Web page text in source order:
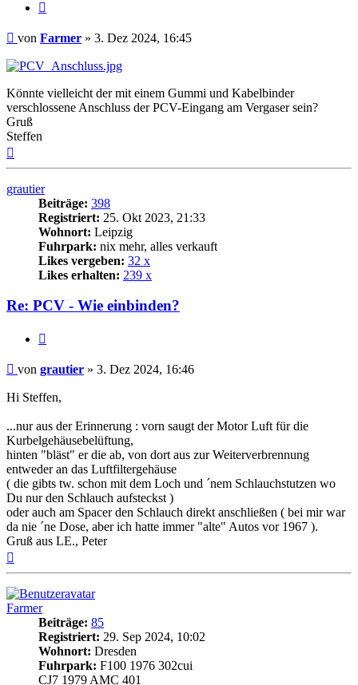
Beitrag
von Farmer » 3. Dez 2024, 16:45
Könnte vielleicht der mit einem Gummi und Kabelbinder
verschlossene Anschluss der PCV-Eingang am Vergaser sein?
Gruß
Steffen
grautier
Beiträge: 398
Registriert: 25. Okt 2023, 21:33
Wohnort: Leipzig
Fuhrpark: nix mehr, alles verkauft
Likes vergeben: 32 x
Likes erhalten: 239 x
Re: PCV - Wie einbinden?
Beitrag
von grautier » 3. Dez 2024, 16:46
Hi Steffen,
...nur aus der Erinnerung : vorn saugt der Motor Luft für die
Kurbelgehäusebelüftung,
hinten "bläst" er die ab, von dort aus zur Weiterverbrennung
entweder an das Luftfiltergehäuse
( die gibts tw. schon mit dem Loch und ´nem Schlauchstutzen wo
Du nur den Schlauch aufsteckst )
oder auch am Spacer den Schlauch direkt anschließen ( bei mir war
da nie ´ne Dose, aber ich hatte immer "alte" Autos vor 1967 ).
Gruß aus LE., Peter
Farmer
Beiträge: 85
Registriert: 29. Sep 2024, 10:02
Wohnort: Dresden
Fuhrpark: F100 1976 302cui
CJ7 1979 AMC 401